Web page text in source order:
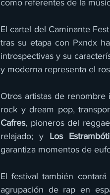
como referentes de la
El cartel del Caminante
tras su etapa con Pxndx
introspectivas y su
y moderna representa el
Otros artistas de renombre
rock y dream pop,
Cafres, pioneros del
relajado; y Los
garantiza momentos de
El festival también
agrupación de rap en